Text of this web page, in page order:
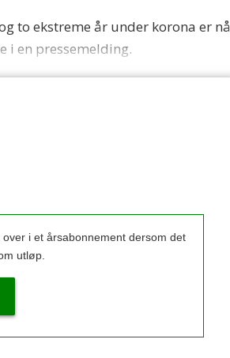
to ekstreme år under korona er nå
i en pressemelding.
i et årsabonnement dersom det
utløp.